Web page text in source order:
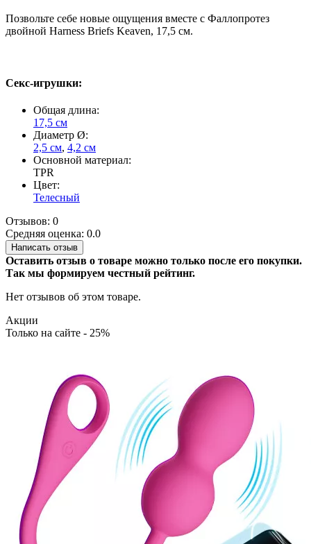
Позвольте себе новые ощущения вместе с Фаллопротез
двойной Harness Briefs Keaven, 17,5 см.
Секс-игрушки:
Общая длина:
17,5 см
Диаметр Ø:
2,5 см, 4,2 см
Основной материал:
TPR
Цвет:
Телесный
Отзывов: 0
Средняя оценка: 0.0
Написать отзыв
Оставить отзыв о товаре можно только после его покупки.
Так мы формируем честный рейтинг.
Нет отзывов об этом товаре.
Акции
Только на сайте - 25%